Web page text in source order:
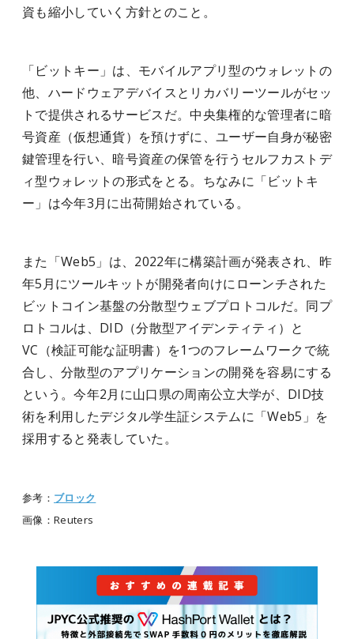
資も縮小していく方針とのこと。
「ビットキー」は、モバイルアプリ型のウォレットの
他、ハードウェアデバイスとリカバリーツールがセッ
トで提供されるサービスだ。中央集権的な管理者に暗
号資産（仮想通貨）を預けずに、ユーザー自身が秘密
鍵管理を行い、暗号資産の保管を行うセルフカストデ
ィ型ウォレットの形式をとる。ちなみに「ビットキ
ー」は今年3月に出荷開始されている。
また「Web5 」は、 2022年に構築計画が発表され、昨
年5月にツールキットが開発者向けにローンチされた
ビットコイン基盤の分散型ウェブプロトコルだ。同プ
ロトコルは、 DID（分散型アイデンティティ） と
VC （検証可能な証明書）を1つのフレームワークで統
合し、分散型のアプリケーションの開発を容易にする
という。今年2月に山口県の周南公立大学が、 DID技
術を利用したデジタル学生証システムに「Web5 」を
採用すると発表していた。
参考： ブロック
画像：Reuters